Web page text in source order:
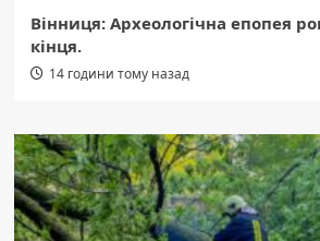
Вінниця: Археологічна епопея
кінця.
14 години тому назад